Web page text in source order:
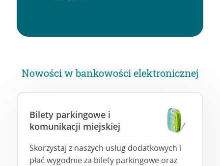
Nowości w bankowości elektronicznej
Bilety parkingowe i
komunikacji miejskiej
Skorzystaj z naszych usług dodatkowych i
płać wygodnie za bilety parkingowe oraz